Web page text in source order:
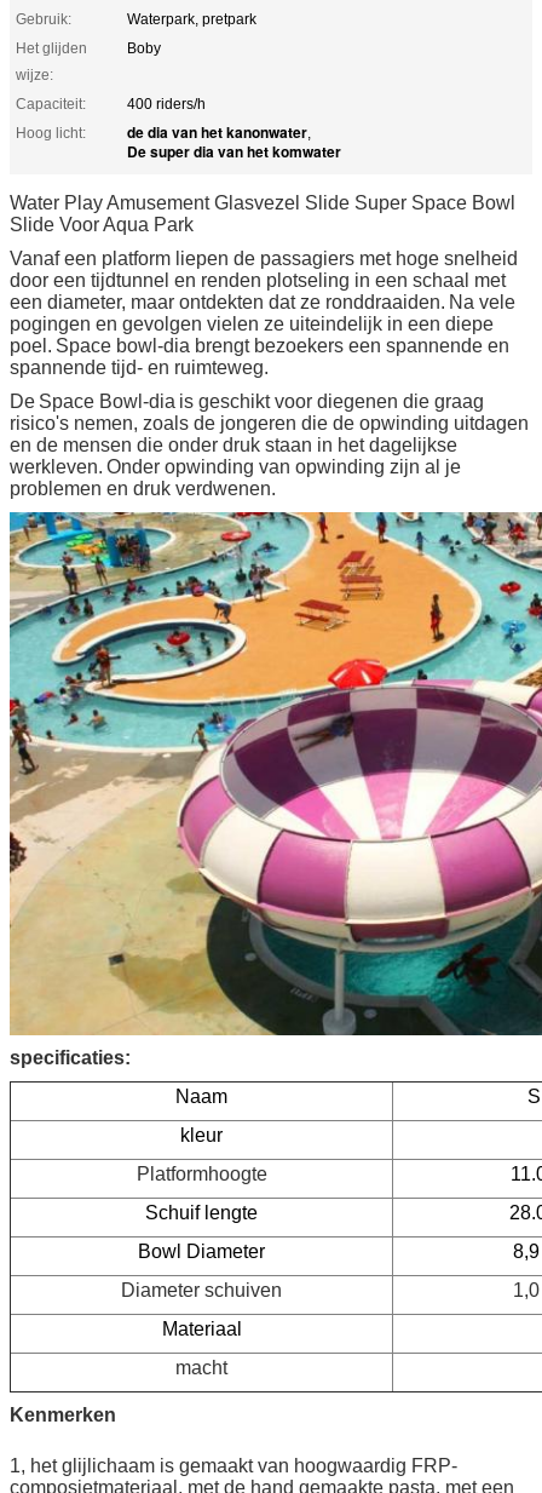
Gebruik:
Waterpark, pretpark
Het glijden
wijze:
Boby
Capaciteit:
400 riders/h
Hoog licht:
de dia van het kanonwater,
De super dia van het komwater
Water Play Amusement Glasvezel Slide Super Space Bowl
Slide Voor Aqua Park
Vanaf een platform liepen de passagiers met hoge snelheid
door een tijdtunnel en renden plotseling in een schaal met
een diameter, maar ontdekten dat ze ronddraaiden. Na vele
pogingen en gevolgen vielen ze uiteindelijk in een diepe
poel. Space bowl-dia brengt bezoekers een spannende en
spannende tijd- en ruimteweg.
De Space Bowl-dia is geschikt voor diegenen die graag
risico's nemen, zoals de jongeren die de opwinding uitdagen
en de mensen die onder druk staan ​​in het dagelijkse
werkleven. Onder opwinding van opwinding zijn al je
problemen en druk verdwenen.
specificaties:
Naam
kleur
Platformhoogte
Schuif lengte
Bowl Diameter
Diameter schuiven
Materiaal
macht
Kenmerken
1, het glijlichaam is gemaakt van hoogwaardig FRP-
composietmateriaal, met de hand gemaakte pasta, met een